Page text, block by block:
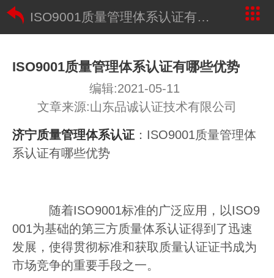
ISO9001质量管理体系认证有哪些优势
ISO9001质量管理体系认证有哪些优势
编辑:2021-05-11
文章来源:山东品诚认证技术有限公司
济宁质量管理体系认证：ISO9001质量管理体
系认证有哪些优势
随着ISO9001标准的广泛应用，以ISO9
001为基础的第三方质量体系认证得到了迅速
发展，使得贯彻标准和获取质量认证证书成为
市场竞争的重要手段之一。